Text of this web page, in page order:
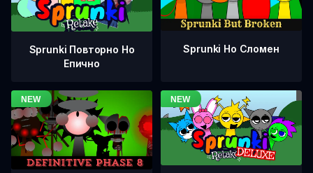
Sprunki Повторно Но
Епично
Sprunki Но Сломен